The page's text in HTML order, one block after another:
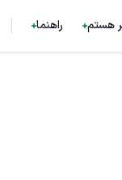
هستم راهنما